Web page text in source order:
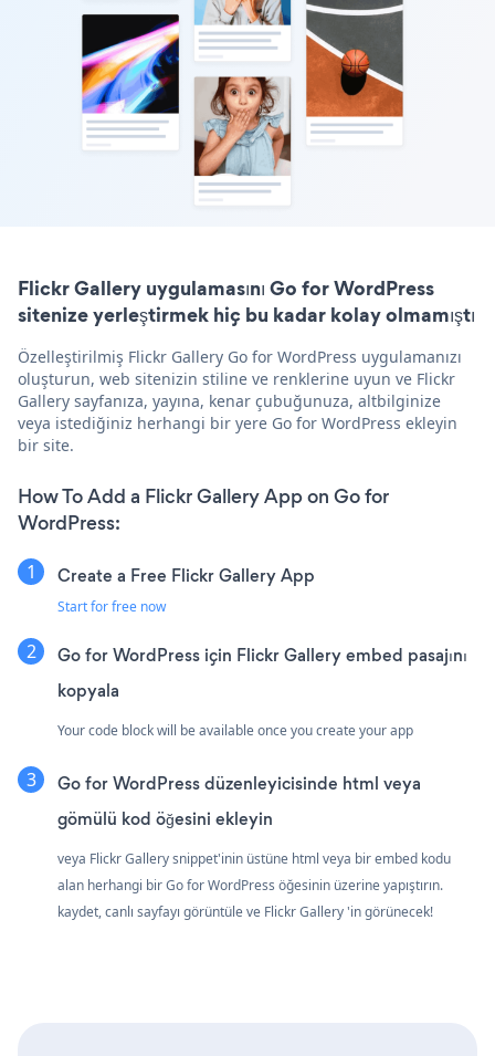
Flickr Gallery uygulamasını Go for WordPress
sitenize yerleştirmek hiç bu kadar kolay olmamıştı
Özelleştirilmiş Flickr Gallery Go for WordPress uygulamanızı
oluşturun, web sitenizin stiline ve renklerine uyun ve Flickr
Gallery sayfanıza, yayına, kenar çubuğunuza, altbilginize
veya istediğiniz herhangi bir yere Go for WordPress ekleyin
bir site.
How To Add a Flickr Gallery App on Go for
WordPress:
Create a Free Flickr Gallery App
Start for free now
Go for WordPress için Flickr Gallery embed pasajını
kopyala
Your code block will be available once you create your app
Go for WordPress düzenleyicisinde html veya
gömülü kod öğesini ekleyin
veya Flickr Gallery snippet'inin üstüne html veya bir embed kodu
alan herhangi bir Go for WordPress öğesinin üzerine yapıştırın.
kaydet, canlı sayfayı görüntüle ve Flickr Gallery 'in görünecek!